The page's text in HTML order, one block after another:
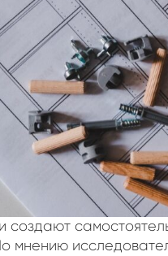
мнению